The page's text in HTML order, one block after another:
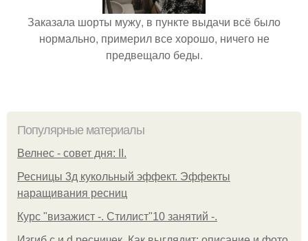
Заказала шорты мужу, в пункте выдачи всё было
нормально, примерил все хорошо, ничего не
предвещало беды.
Популярные материалы
Велнес - совет дня: II.
Ресницы 3д кукольный эффект. Эффекты
наращивания ресниц
Курс "визажист -. Стилист"10 занятий -.